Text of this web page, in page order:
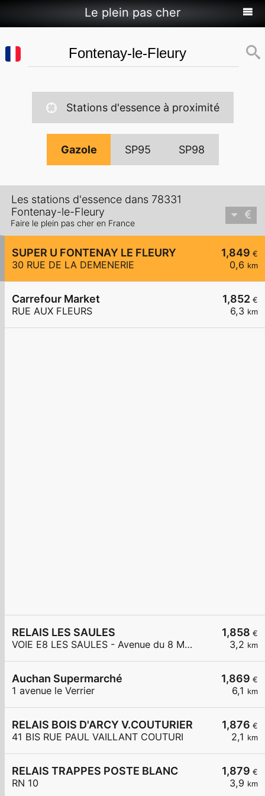
Le plein pas cher
Stations d'essence à proximité
Gazole SP95 SP98
Les stations d'essence dans 78331
Fontenay-le-Fleury
Faire le plein pas cher en France
1,849 €
0,6 km
SUPER U FONTENAY LE FLEURY
30 RUE DE LA DEMENERIE
1,852 €
6,3 km
Carrefour Market
RUE AUX FLEURS
1,858 €
3,2 km
RELAIS LES SAULES
VOIE E8 LES SAULES - Avenue du 8 Mai 1945
1,869 €
6,1 km
Auchan Supermarché
1 avenue le Verrier
1,876 €
2,1 km
RELAIS BOIS D'ARCY V.COUTURIER
41 BIS RUE PAUL VAILLANT COUTURI
1,879 €
3,9 km
RELAIS TRAPPES POSTE BLANC
RN 10